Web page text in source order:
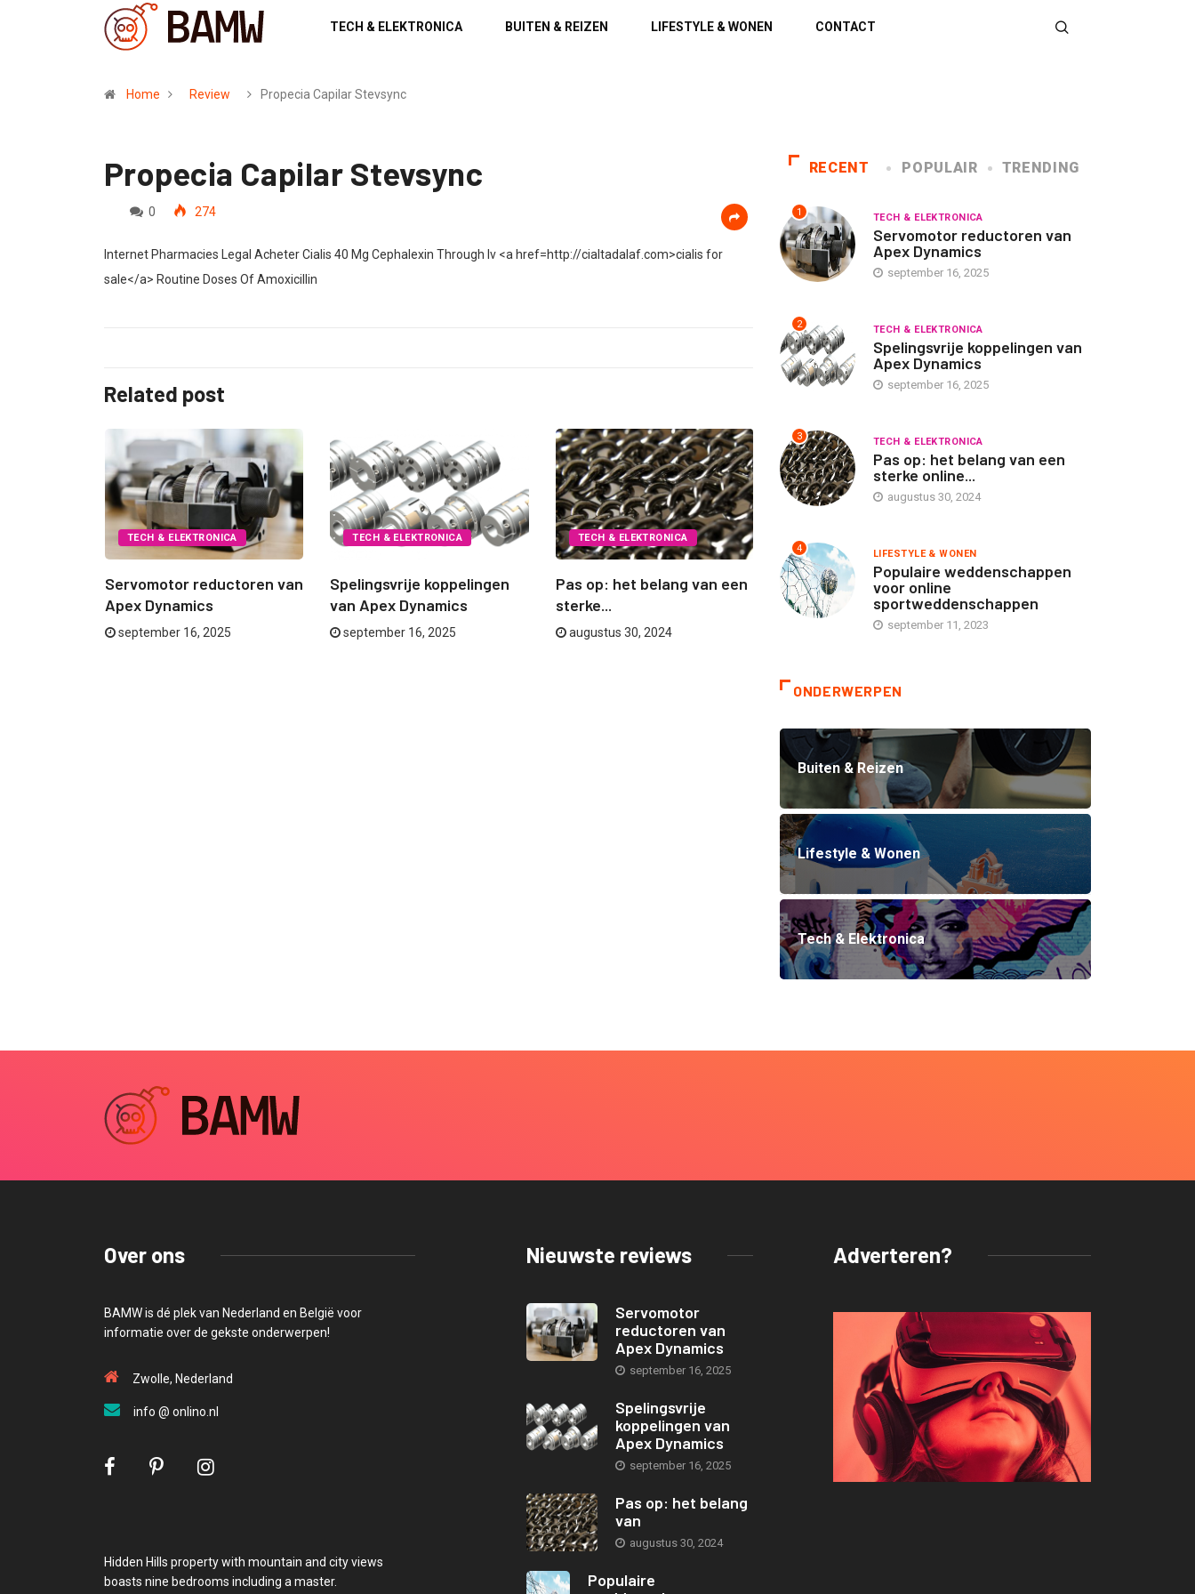
TECH & ELEKTRONICA BUITEN & REIZEN LIFESTYLE & WONEN CONTACT
Home Review Propecia Capilar Stevsync
Propecia Capilar Stevsync
0 274
Internet Pharmacies Legal Acheter Cialis 40 Mg Cephalexin Through Iv <a href=http://cialtadalaf.com>cialis for
sale</a> Routine Doses Of Amoxicillin
Related post
TECH & ELEKTRONICA
Servomotor reductoren van
Apex Dynamics
september 16, 2025
TECH & ELEKTRONICA
Spelingsvrije koppelingen
van Apex Dynamics
september 16, 2025
TECH & ELEKTRONICA
Pas op: het belang van een
sterke...
augustus 30, 2024
Servomotor reductoren van
Apex Dynamics
september 16, 2025
Spelingsvrije koppelingen
van Apex Dynamics
RECENT POPULAIR TRENDING
1 TECH & ELEKTRONICA
Servomotor reductoren van
Apex Dynamics
september 16, 2025
2 TECH & ELEKTRONICA
Spelingsvrije koppelingen van
Apex Dynamics
september 16, 2025
3 TECH & ELEKTRONICA
Pas op: het belang van een
sterke online...
augustus 30, 2024
4 LIFESTYLE & WONEN
Populaire weddenschappen
voor online
sportweddenschappen
september 11, 2023
ONDERWERPEN
Buiten & Reizen
Lifestyle & Wonen
Tech & Elektronica
Over ons
BAMW is dé plek van Nederland en België voor
informatie over de gekste onderwerpen!
Zwolle, Nederland
info @ onlino.nl
Hidden Hills property with mountain and city views
boasts nine bedrooms including a master.
Nieuwste reviews
Servomotor
reductoren van
Apex Dynamics
september 16, 2025
Spelingsvrije
koppelingen van
Apex Dynamics
september 16, 2025
Pas op: het belang
van
augustus 30, 2024
Populaire
Adverteren?